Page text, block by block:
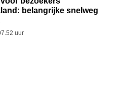
belangrijke snelweg
uur